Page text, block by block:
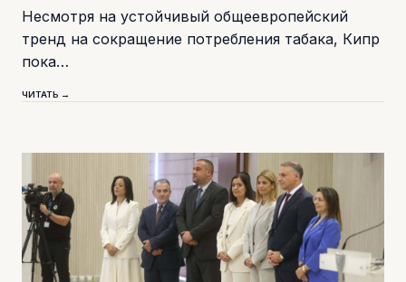
Несмотря на устойчивый общеевропейский
тренд на сокращение потребления табака, Кипр
пока…
ЧИТАТЬ →